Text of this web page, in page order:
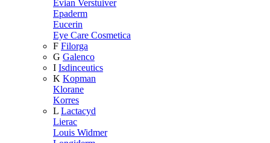
Evian Verstuiver
Epaderm
Eucerin
Eye Care Cosmetica
F Filorga
G Galenco
I Isdinceutics
K Kopman
Klorane
Korres
L Lactacyd
Lierac
Louis Widmer